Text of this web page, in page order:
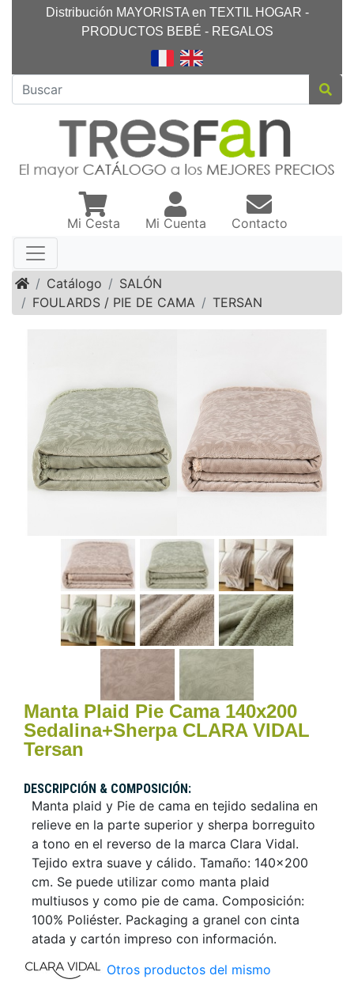
Distribución MAYORISTA en TEXTIL HOGAR -
PRODUCTOS BEBÉ - REGALOS
Mi Cesta Mi Cuenta Contacto
InicioCatálogo
SALÓN
FOULARDS / PIE DE CAMA
TERSAN
Manta Plaid Pie Cama 140x200
Sedalina+Sherpa CLARA VIDAL
Tersan
DESCRIPCIÓN & COMPOSICIÓN:
Manta plaid y Pie de cama en tejido sedalina en
relieve en la parte superior y sherpa borreguito
a tono en el reverso de la marca Clara Vidal.
Tejido extra suave y cálido. Tamaño: 140x200
cm. Se puede utilizar como manta plaid
multiusos y como pie de cama. Composición:
100% Poliéster. Packaging a granel con cinta
atada y cartón impreso con información.
Otros productos del mismo